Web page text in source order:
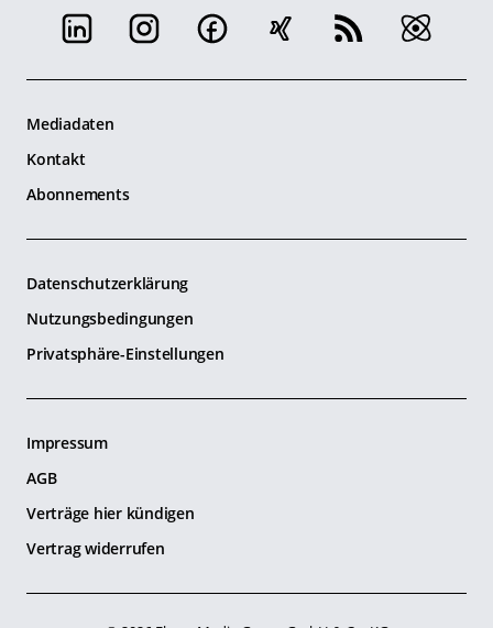
Mediadaten
Kontakt
Abonnements
Datenschutzerklärung
Nutzungsbedingungen
Privatsphäre-Einstellungen
Impressum
AGB
Verträge hier kündigen
Vertrag widerrufen